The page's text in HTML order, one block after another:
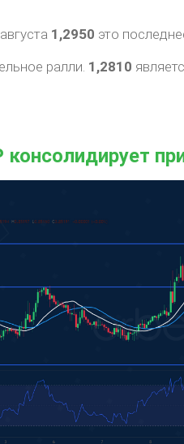
1,2950 это
ралли. 1,2810
консолидирует